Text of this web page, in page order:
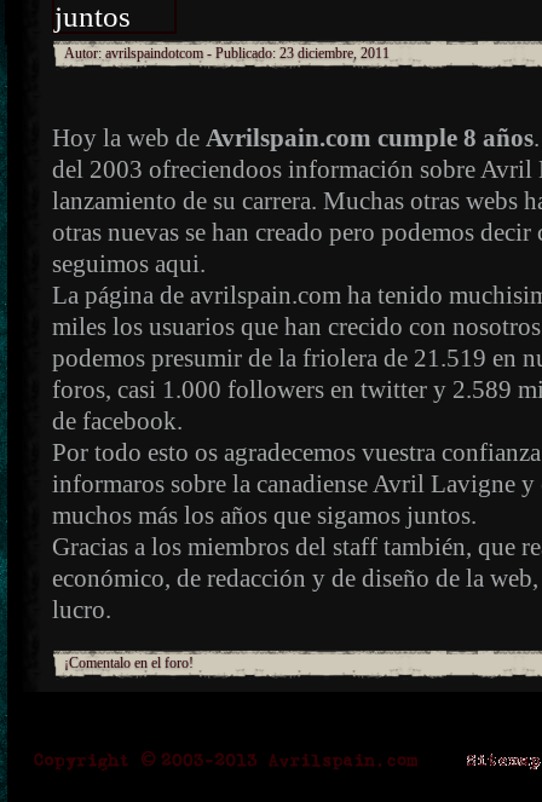
Autor: avrilspaindotcom- Publicado: 23 diciembre, 2011
Hoy la web de Avrilspain.com cumple 8 años
del 2003 ofreciendoos información sobre Avril
lanzamiento de su carrera. Muchas otras webs
otras nuevas se han creado pero podemos
seguimos aqui.
La página de avrilspain.com ha tenido
miles los usuarios que han crecido con
podemos presumir de la friolera de 21.519 en
foros, casi 1.000 followers en twitter y 2.589
de facebook.
Por todo esto os agradecemos vuestra
informaros sobre la canadiense Avril Lavigne y
muchos más los años que sigamos juntos.
Gracias a los miembros del staff también, que
económico, de redacción y de diseño de la
lucro.
¡Comentalo en el foro!